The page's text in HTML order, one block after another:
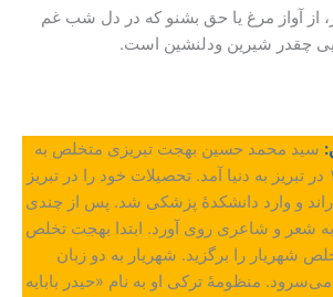
از آواز مرغ یا حق بشنو که در دل شب غم
چقدر شیرین ودلنشین است.
سید محمد حسین بهجت تبریزی متخلص به
شهریار در سال ۱۲۸۵ در تبریز به دنیا آمد. تحصیلات خود را در تبریز
و وارد دانشکدۀ پزشکی شد. پس از چندی
شعر و شاعری روی آورد. ابتدا بهجت تخلص
شهریار را برگزید. شهریار به دو زبان
منظومۀ ترکی او به نام «حیدر بابایه